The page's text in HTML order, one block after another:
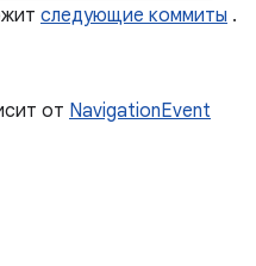
следующие коммиты .
от NavigationEvent